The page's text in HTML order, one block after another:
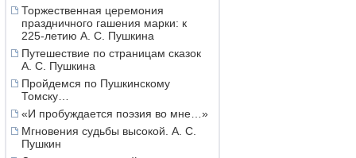
Торжественная церемония
праздничного гашения марки: к
225-летию А. С. Пушкина
Путешествие по страницам сказок
А. С. Пушкина
Пройдемся по Пушкинскому
Томску…
«И пробуждается поэзия во мне…»
Мгновения судьбы высокой. А. С.
Пушкин